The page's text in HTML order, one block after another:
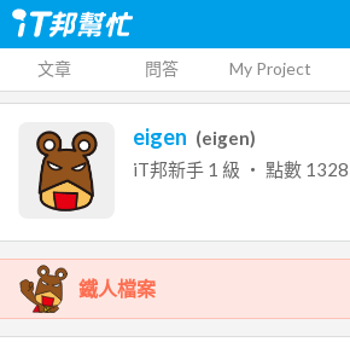
文章 問答 My Project
eigen (eigen)
iT邦新手 1 級 ‧ 點數 1328
鐵人檔案